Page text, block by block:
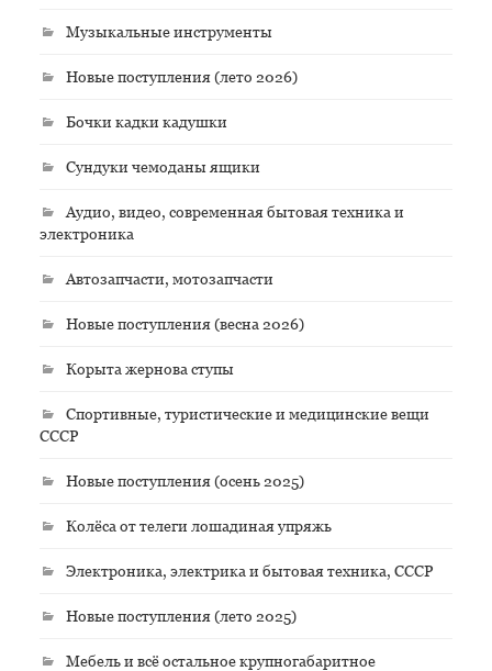
Музыкальные инструменты
Новые поступления (лето 2026)
Бочки кадки кадушки
Сундуки чемоданы ящики
Аудио, видео, современная бытовая техника и
электроника
Автозапчасти, мотозапчасти
Новые поступления (весна 2026)
Корыта жернова ступы
Спортивные, туристические и медицинские вещи
СССР
Новые поступления (осень 2025)
Колёса от телеги лошадиная упряжь
Электроника, электрика и бытовая техника, СССР
Новые поступления (лето 2025)
Мебель и всё остальное крупногабаритное